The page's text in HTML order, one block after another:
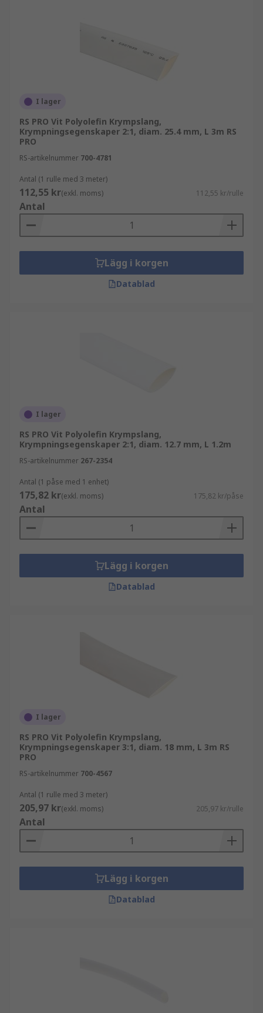
I lager
RS PRO Vit Polyolefin Krympslang,
Krympningsegenskaper 2:1, diam. 25.4 mm, L 3m RS
PRO
RS-artikelnummer 700-4781
Antal (1 rulle med 3 meter)
112,55 kr(exkl. moms) 112,55 kr/rulle
Antal
Lägg i korgen
Datablad
I lager
RS PRO Vit Polyolefin Krympslang,
Krympningsegenskaper 2:1, diam. 12.7 mm, L 1.2m
RS-artikelnummer 267-2354
Antal (1 påse med 1 enhet)
175,82 kr(exkl. moms) 175,82 kr/påse
Antal
Lägg i korgen
Datablad
I lager
RS PRO Vit Polyolefin Krympslang,
Krympningsegenskaper 3:1, diam. 18 mm, L 3m RS
PRO
RS-artikelnummer 700-4567
Antal (1 rulle med 3 meter)
205,97 kr(exkl. moms) 205,97 kr/rulle
Antal
Lägg i korgen
Datablad